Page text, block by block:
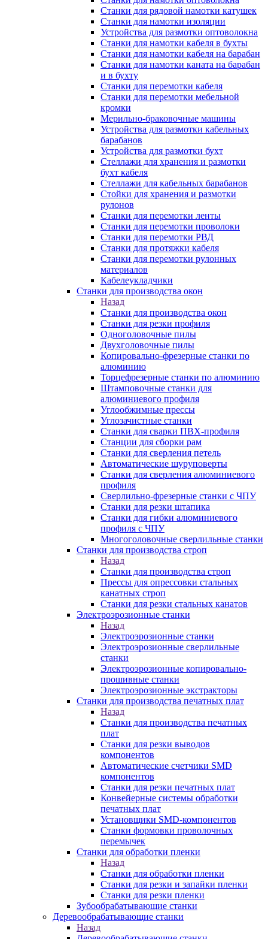
Станки для рядовой намотки катушек
Станки для намотки изоляции
Устройства для размотки оптоволокна
Станки для намотки кабеля в бухты
Станки для намотки кабеля на барабан
Станки для намотки каната на барабан
и в бухту
Станки для перемотки кабеля
Станки для перемотки мебельной
кромки
Мерильно-браковочные машины
Устройства для размотки кабельных
барабанов
Устройства для размотки бухт
Стеллажи для хранения и размотки
бухт кабеля
Стеллажи для кабельных барабанов
Стойки для хранения и размотки
рулонов
Станки для перемотки ленты
Станки для перемотки проволоки
Станки для перемотки РВД
Станки для протяжки кабеля
Станки для перемотки рулонных
материалов
Кабелеукладчики
Станки для производства окон
Назад
Станки для производства окон
Станки для резки профиля
Одноголовочные пилы
Двухголовочные пилы
Копировально-фрезерные станки по
алюминию
Торцефрезерные станки по алюминию
Штамповочные станки для
алюминиевого профиля
Углообжимные прессы
Углозачистные станки
Станки для сварки ПВХ-профиля
Станции для сборки рам
Станки для сверления петель
Автоматические шуруповерты
Станки для сверления алюминиевого
профиля
Сверлильно-фрезерные станки с ЧПУ
Станки для резки штапика
Станки для гибки алюминиевого
профиля с ЧПУ
Многоголовочные сверлильные станки
Станки для производства строп
Назад
Станки для производства строп
Прессы для опрессовки стальных
канатных строп
Станки для резки стальных канатов
Электроэрозионные станки
Назад
Электроэрозионные станки
Электроэрозионные сверлильные
станки
Электроэрозионные копировально-
прошивные станки
Электроэрозионные экстракторы
Станки для производства печатных плат
Назад
Станки для производства печатных
плат
Станки для резки выводов
компонентов
Автоматические счетчики SMD
компонентов
Станки для резки печатных плат
Конвейерные системы обработки
печатных плат
Установщики SMD-компонентов
Станки формовки проволочных
перемычек
Станки для обработки пленки
Назад
Станки для обработки пленки
Станки для резки и запайки пленки
Станки для резки пленки
Зубообрабатывающие станки
Деревообрабатывающие станки
Назад